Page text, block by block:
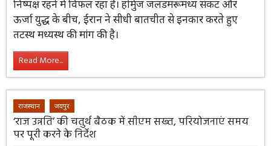
निष्पक्ष रहने में विफल रहा है। होर्मुज जलडमरूमध्य संकट और
ऊर्जा युद्ध के बीच, ईरान ने सीधी बातचीत से इनकार करते हुए
तटस्थ मध्यस्थ की मांग की है।
Read More...
राजस्थान जयपुर
‘राज उन्नति’ की चतुर्थ बैठक में सीएम सख्त, परियोजनाएं समय
पर पूरी करने के निर्देश